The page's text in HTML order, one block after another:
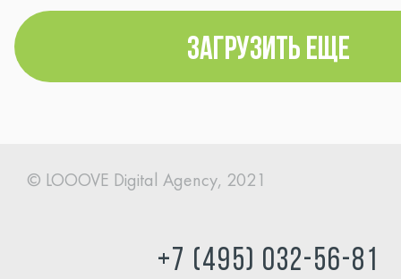
Загрузить еще
© LOOOVE Digital Agency, 2021
+7 (495) 032-56-81